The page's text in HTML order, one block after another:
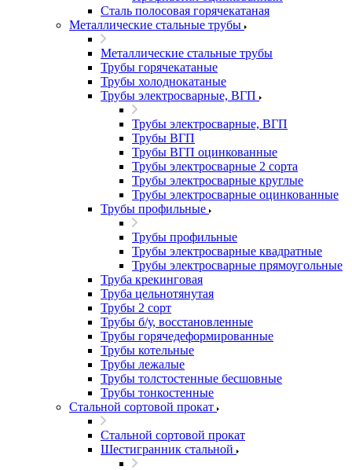
Сталь полосовая горячекатаная
Металлические стальные трубы
Металлические стальные трубы
Трубы горячекатаные
Трубы холоднокатаные
Трубы электросварные, ВГП
Трубы электросварные, ВГП
Трубы ВГП
Трубы ВГП оцинкованные
Трубы электросварные 2 сорта
Трубы электросварные круглые
Трубы электросварные оцинкованные
Трубы профильные
Трубы профильные
Трубы электросварные квадратные
Трубы электросварные прямоугольные
Труба крекинговая
Труба цельнотянутая
Трубы 2 сорт
Трубы б/у, восстановленные
Трубы горячедеформированные
Трубы котельные
Трубы лежалые
Трубы толстостенные бесшовные
Трубы тонкостенные
Стальной сортовой прокат
Стальной сортовой прокат
Шестигранник стальной